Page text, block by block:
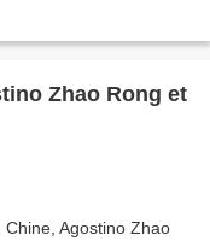
Zhao Rong et